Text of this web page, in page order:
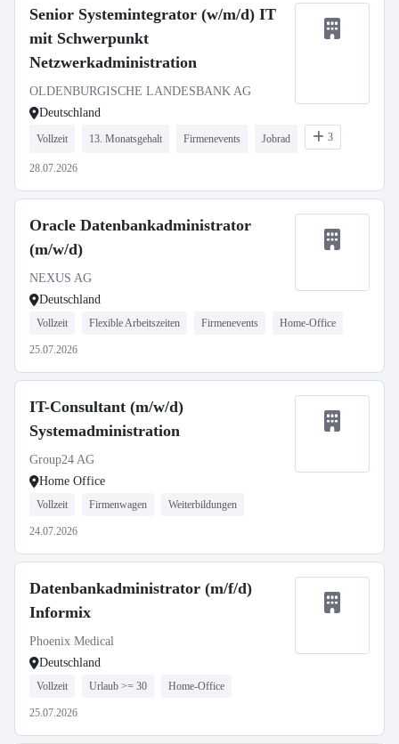
Senior Systemintegrator (w/m/d) IT
mit Schwerpunkt
Netzwerkadministration
OLDENBURGISCHE LANDESBANK AG
Deutschland
Vollzeit 13. Monatsgehalt Firmenevents Jobrad 3
28.07.2026
Oracle Datenbankadministrator
(m/w/d)
NEXUS AG
Deutschland
Vollzeit Flexible Arbeitszeiten Firmenevents Home-Office
25.07.2026
IT-Consultant (m/w/d)
Systemadministration
Group24 AG
Home Office
Vollzeit Firmenwagen Weiterbildungen
24.07.2026
Datenbankadministrator (m/f/d)
Informix
Phoenix Medical
Deutschland
Vollzeit Urlaub >= 30 Home-Office
25.07.2026